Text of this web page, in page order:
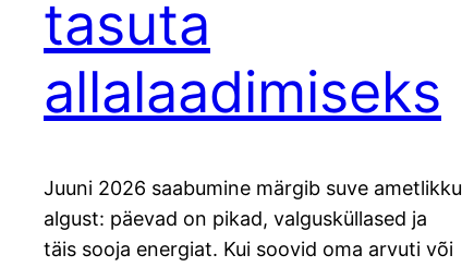
tasuta
allalaadimiseks
Juuni 2026 saabumine märgib suve ametlikku
algust: päevad on pikad, valgusküllased ja
täis sooja energiat. Kui soovid oma arvuti või